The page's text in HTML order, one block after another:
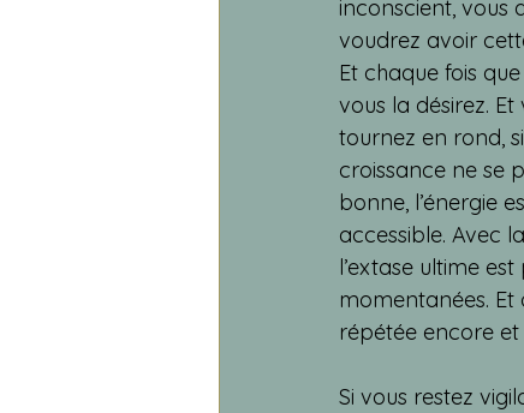
inconscient, vous
voudrez avoir
Et chaque fois
vous la désirez.
tournez en rond,
croissance ne se
bonne, l’énergie
accessible. Avec
l’extase ultime
momentanées.
répétée encore
Si vous restez